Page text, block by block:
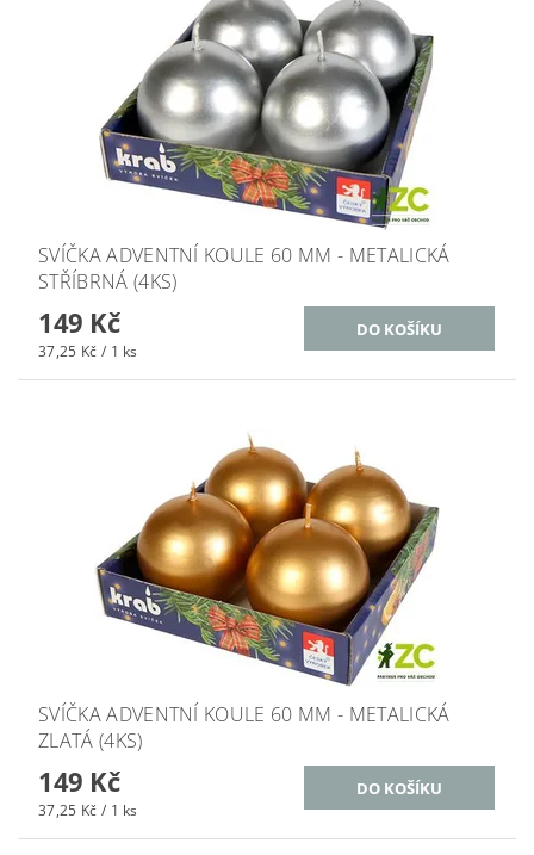
SVÍČKA ADVENTNÍ KOULE 60 MM - METALICKÁ
STŘÍBRNÁ (4KS)
149 Kč
37,25 Kč / 1 ks
SVÍČKA ADVENTNÍ KOULE 60 MM - METALICKÁ
ZLATÁ (4KS)
149 Kč
37,25 Kč / 1 ks